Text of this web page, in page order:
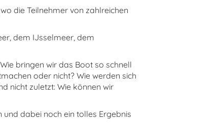
die Teilnehmer von zahlreichen
dem IJsselmeer, dem
bringen wir das Boot so schnell
oder nicht? Wie werden sich
nicht zuletzt: Wie können wir
dabei noch ein tolles Ergebnis